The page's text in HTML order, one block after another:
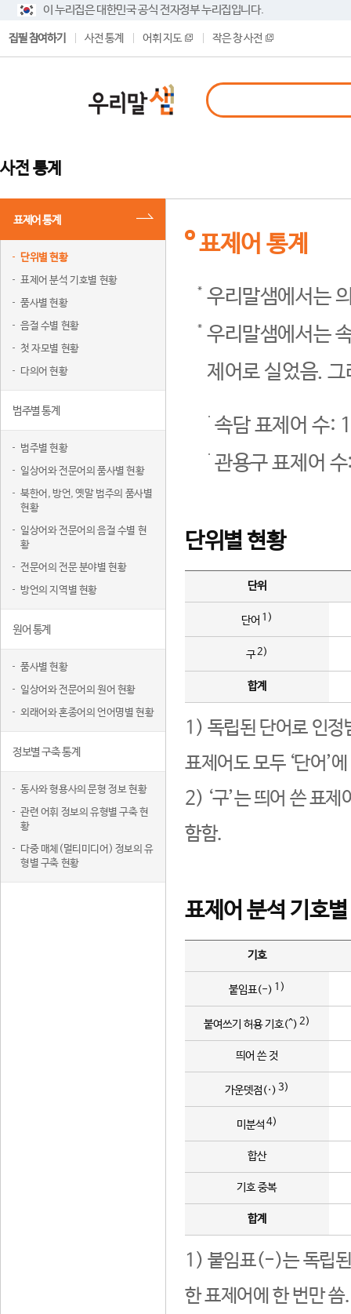
이 누리집은 대한민국 공식 전자정부 누리집입니다.
집필 참여하기 사전 통계 어휘 지도 작은 창 사전
사전 통계
표제어 통계
단위별 현황
표제어 분석 기호별 현황
품사별 현황
음절 수별 현황
첫 자모별 현황
다의어 현황
범주별 통계
범주별 현황
일상어와 전문어의 품사별 현황
북한어, 방언, 옛말 범주의 품사별
현황
일상어와 전문어의 음절 수별 현
황
전문어의 전문 분야별 현황
방언의 지역별 현황
원어 통계
품사별 현황
일상어와 전문어의 원어 현황
외래어와 혼종어의 언어명별 현황
정보별 구축 통계
동사와 형용사의 문형 정보 현황
관련 어휘 정보의 유형별 구축 현
황
다중 매체(멀티미디어) 정보의 유
형별 구축 현황
표제어 통계
우리말샘에서는
우리말샘에서는
제어로 실었음.
속담 표제어 수:
관용구 표제어
단위별 현황
단위
단어 1)
구2)
합계
1) 독립된 단어로 인정
표제어도 모두 ‘단어’
2) ‘구’는 띄어 쓴 표
함함.
표제어 분석 기호
기호
붙임표(-) 1)
붙여쓰기 허용 기호(^) 2)
띄어 쓴 것
가운뎃점(·) 3)
미분석 4)
합산
기호 중복
합계
1) 붙임표(-)는 독립된
한 표제어에 한 번만